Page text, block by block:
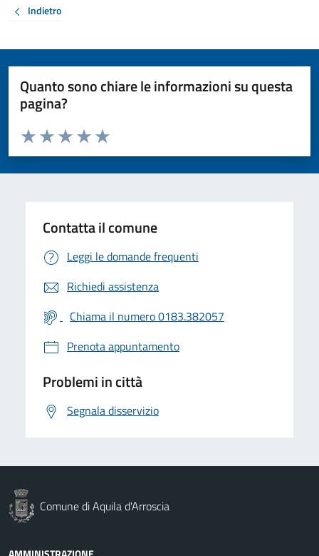
Indietro
Quanto sono chiare le informazioni su questa
pagina?
Valuta da 1 a 5 stelle la pagina
Valuta 5 stelle su 5
Valuta 4 stelle su 5
Valuta 3 stelle su 5
Valuta 2 stelle su 5
Valuta 1 stelle su 5
Contatta il comune
Leggi le domande frequenti
Richiedi assistenza
Chiama il numero 0183.382057
Prenota appuntamento
Problemi in città
Segnala disservizio
Comune di Aquila d'Arroscia